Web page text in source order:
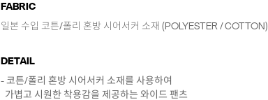
FABRIC
일본 수입 코튼/폴리 혼방 시어서커 소재 (POLYESTER / COTTON)
DETAIL
- 코튼/폴리 혼방 시어서커 소재를 사용하여
가볍고 시원한 착용감을 제공하는 와이드 팬츠